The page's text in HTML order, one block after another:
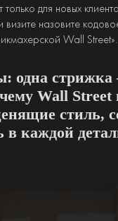
только для новых
визите назовите
Wall Street».
одна
Wall
стиль,
в каждой